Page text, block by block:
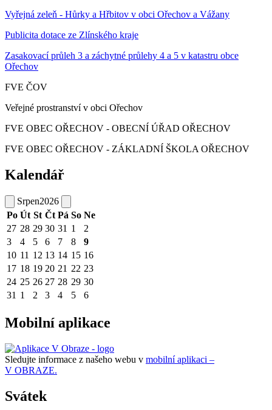
Vyřejná zeleň - Hůrky a Hřbitov v obci Ořechov a Vážany
Publicita dotace ze Zlínského kraje
Zasakovací průleh 3 a záchytné průlehy 4 a 5 v katastru obce
Ořechov
FVE ČOV
Veřejné prostranství v obci Ořechov
FVE OBEC OŘECHOV - OBECNÍ ÚŘAD OŘECHOV
FVE OBEC OŘECHOV - ZÁKLADNÍ ŠKOLA OŘECHOV
Kalendář
Srpen2026
Po Út St Čt Pá So Ne
27 28 29 30 31 1
2
3
4 5 6 7 8
9
10 11 12 13 14 15 16
17 18 19 20 21 22 23
24 25 26 27 28 29 30
31 1 2 3 4 5 6
Mobilní aplikace
Sledujte informace z našeho webu v mobilní aplikaci –
V OBRAZE.
Svátek